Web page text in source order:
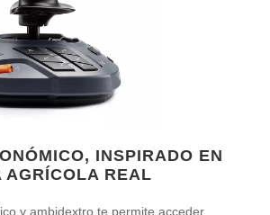
INSPIRADO EN
AGRÍCOLA REAL
y ambidextro te permite acceder